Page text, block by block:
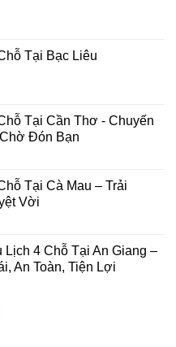
Tại Bạc Liêu
Tại Cần Thơ - Chuyến
Đón Bạn
Tại Cà Mau – Trải
Vời
Lịch 4 Chỗ Tại An Giang –
An Toàn, Tiện Lợi